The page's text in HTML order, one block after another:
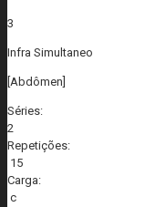
3
Infra Simultaneo
[Abdômen]
Séries:
2
Repetições:
15
Carga:
c